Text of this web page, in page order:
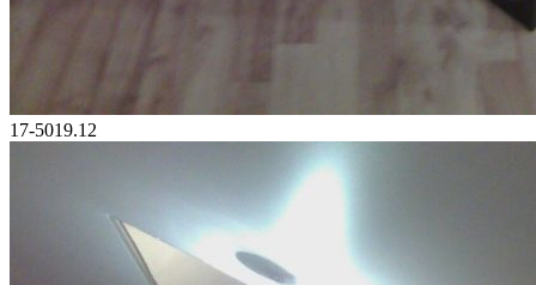
17-5019.12